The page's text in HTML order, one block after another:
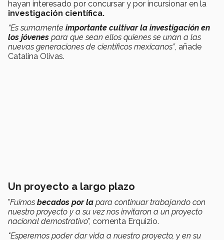
hayan interesado por concursar y por incursionar en la
investigación científica.
“Es sumamente importante cultivar la investigación en
los jóvenes para que sean ellos quienes se unan a las
nuevas generaciones de científicos mexicanos”, añade
Catalina Olivas.
Un proyecto a largo plazo
"Fuimos becados por la para continuar trabajando con
nuestro proyecto y a su vez nos invitaron a un proyecto
nacional demostrativo", comenta Erquizio.
"Esperemos poder dar vida a nuestro proyecto, y en su